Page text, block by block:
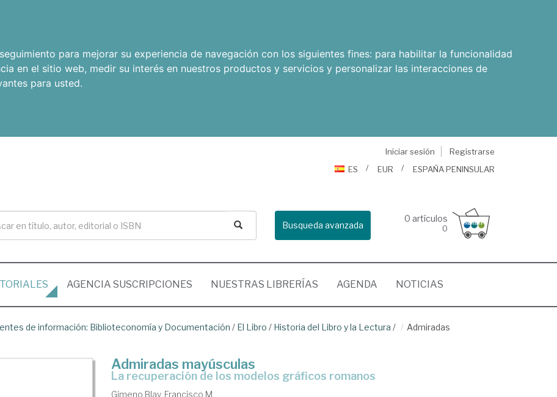
para mejorar su experiencia de navegación con los siguientes fines: para habilitar la funcionalidad
en el sitio web, medir su interés en nuestros productos y servicios y personalizar las interacciones de
para usted.
Iniciar sesión
Registrarse
ES
EUR ESPAÑA PENINSULAR
Busqueda avanzada
0 artículos
0
AGENCIA SUSCRIPCIONES NUESTRAS LIBRERÍAS AGENDA NOTICIAS
de información: Biblioteconomía y Documentación / El Libro / Historia del Libro y la Lectura /
Admiradas
Admiradas mayúsculas
la recuperación de los modelos gráficos romanos
Gimeno Blay, Francisco M.